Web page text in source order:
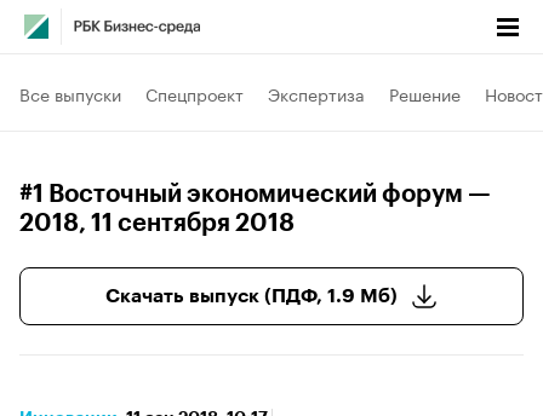
Все выпуски Спецпроект Экспертиза Решение
#1 Восточный экономический форум —
2018, 11 сентября 2018
Скачать выпуск (ПДФ, 1.9 Мб)